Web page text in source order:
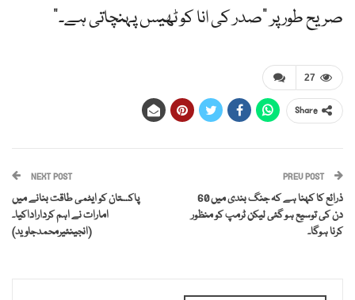
صریح طور پر "صدر کی انا کو ٹھیس پہنچاتی ہے۔”
27
Share
PREV POST
ذرائع کا کہنا ہے کہ جنگ بندی میں 60
دن کی توسیع ہو گئی لیکن ٹرمپ کو منظور
کرنا ہوگا۔
NEXT POST
پاکستان کو ایٹمی طاقت بنانے میں
امارات نے اہم کرداراداکیا۔
(انجینئیرمحمدجاوید)